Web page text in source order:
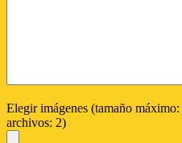
Elegir imágenes (tamaño
archivos: 2)